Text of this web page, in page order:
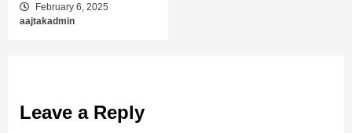
February 6, 2025
aajtakadmin
Leave a Reply